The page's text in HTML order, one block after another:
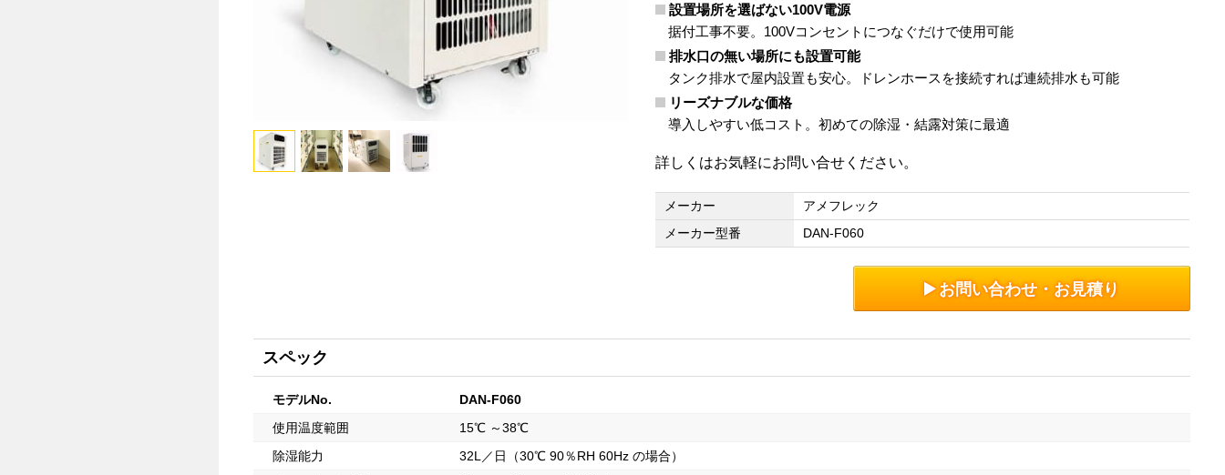
設置場所を選ばない100V電源
据付工事不要。100Vコンセントにつなぐだけで使用可能
排水口の無い場所にも設置可能
タンク排水で屋内設置も安心。ドレンホースを接続すれば連続排水も可能
リーズナブルな価格
導入しやすい低コスト。初めての除湿・結露対策に最適
詳しくはお気軽にお問い合せください。
メーカー
アメフレック
メーカー型番
DAN-F060
お問い合わせ・お見積り
スペック
モデルNo.
DAN-F060
使用温度範囲
15℃ ～38℃
除湿能力
32L／日（30℃ 90％RH 60Hz の場合）